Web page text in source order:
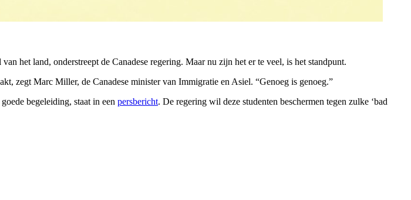
het land, onderstreept de Canadese regering. Maar nu zijn het er te veel, is het standpunt.
zegt Marc Miller, de Canadese minister van Immigratie en Asiel. “Genoeg is genoeg.”
begeleiding, staat in een persbericht. De regering wil deze studenten beschermen tegen zulke ‘bad